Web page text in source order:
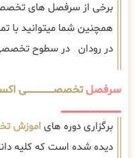
برخی از سرفصل های
همچنین شما میتوانید با
در رودان در سطوح تخصصی
سرفصل
برگزاری دوره های اموزش
دیده شده است که کلیه